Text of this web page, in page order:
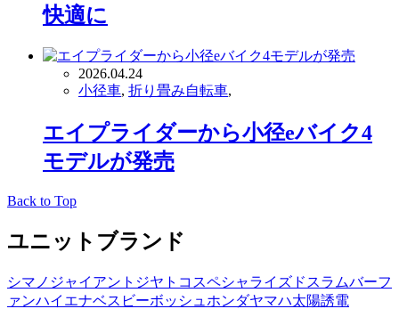
快適に
2026.04.24
小径車, 折り畳み自転車,
エイプライダーから小径eバイク4
モデルが発売
Back to Top
ユニットブランド
シマノ ジャイアント ジヤトコ スペシャライズド スラムバーフ
ァンハイエナベスビーボッシュ ホンダヤマハ太陽誘電